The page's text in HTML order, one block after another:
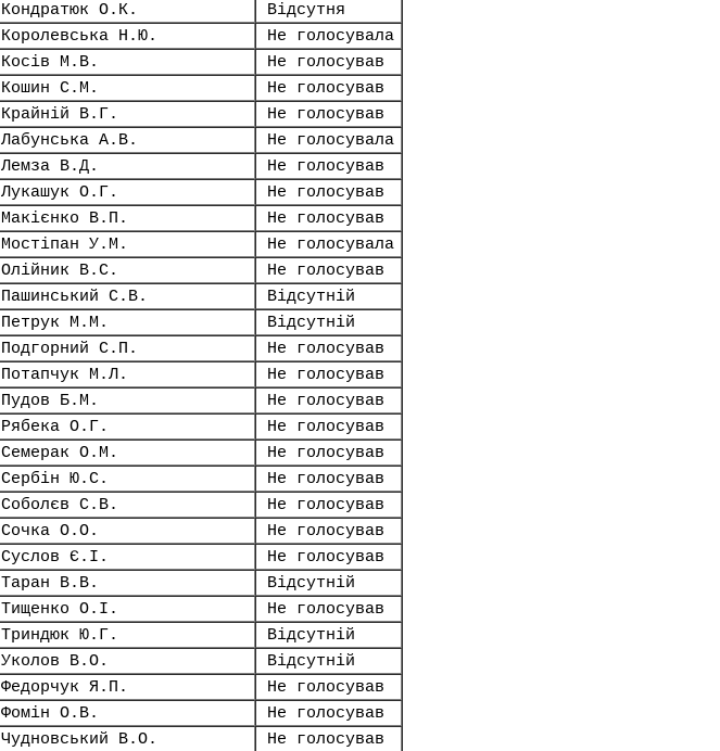
Кондратюк О.К.
Відсутня
Королевська Н.Ю.
Не голосувала
Косів М.В.
Не голосував
Кошин С.М.
Не голосував
Крайній В.Г.
Не голосував
Лабунська А.В.
Не голосувала
Лемза В.Д.
Не голосував
Лукашук О.Г.
Не голосував
Макієнко В.П.
Не голосував
Мостіпан У.М.
Не голосувала
Олійник В.С.
Не голосував
Пашинський С.В.
Відсутній
Петрук М.М.
Відсутній
Подгорний С.П.
Не голосував
Потапчук М.Л.
Не голосував
Пудов Б.М.
Не голосував
Рябека О.Г.
Не голосував
Семерак О.М.
Не голосував
Сербін Ю.С.
Не голосував
Соболєв С.В.
Не голосував
Сочка О.О.
Не голосував
Суслов Є.І.
Не голосував
Таран В.В.
Відсутній
Тищенко О.І.
Не голосував
Триндюк Ю.Г.
Відсутній
Уколов В.О.
Відсутній
Федорчук Я.П.
Не голосував
Фомін О.В.
Не голосував
Чудновський В.О. Не голосував